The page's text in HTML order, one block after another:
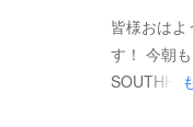
の前夜祭で
ブースにて
いただき
皆様おはよ
す！ 今朝も